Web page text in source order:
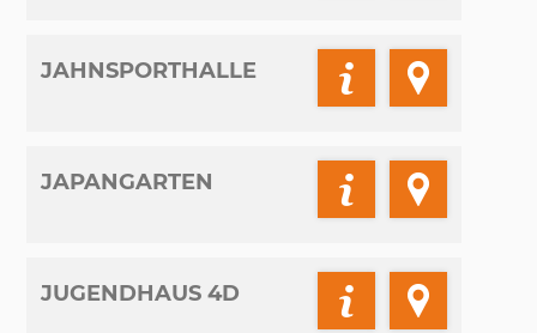
JAHNSPORTHALLE
JAPANGARTEN
JUGENDHAUS 4D